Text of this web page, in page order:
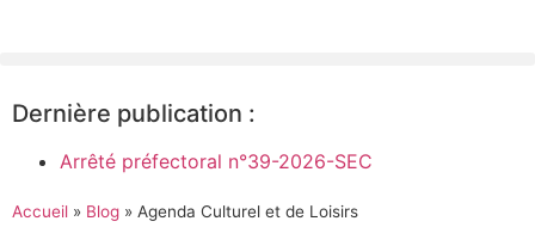
Dernière publication :
Arrêté préfectoral n°39-2026-SEC
Accueil » Blog » Agenda Culturel et de Loisirs